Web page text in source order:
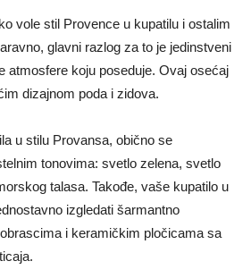
vole stil Provence u kupatilu i ostalim
glavni razlog za to je jedinstveni
atmosfere koju poseduje. Ovaj osećaj
dizajnom poda i zidova.
u stilu Provansa, obično se
tonovima: svetlo zelena, svetlo
talasa. Takođe, vaše kupatilo u
izgledati šarmantno
i keramičkim pločicama sa